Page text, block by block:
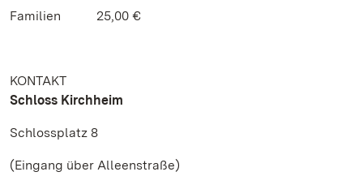
Familien 25,00 €
KONTAKT
Schloss Kirchheim
Schlossplatz 8
(Eingang über Alleenstraße)